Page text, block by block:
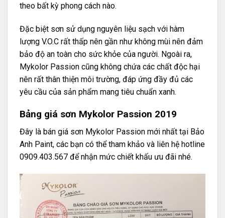
theo bất kỳ phong cách nào.
Đặc biệt sơn sử dụng nguyên liệu sạch với hàm
lượng V.O.C rất thấp nên gần như không mùi nên đảm
bảo độ an toàn cho sức khỏe của người. Ngoài ra,
Mykolor Passion cũng không chứa các chất độc hại
nên rất thân thiện môi trường, đáp ứng đầy đủ các
yêu cầu của sản phẩm mang tiêu chuẩn xanh.
Bảng giá sơn Mykolor Passion 2019
Đây là bán giá sơn Mykolor Passion mới nhất tại Bảo
Anh Paint, các bạn có thể tham khảo và liên hệ hotline
0909.403.567 để nhận mức chiết khấu ưu đãi nhé.